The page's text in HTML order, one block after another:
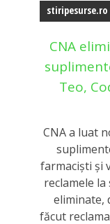
stiripesurse.ro
CNA
Teo,
CNA a luat
farmacişti şi
reclamele
eliminate,
făcut